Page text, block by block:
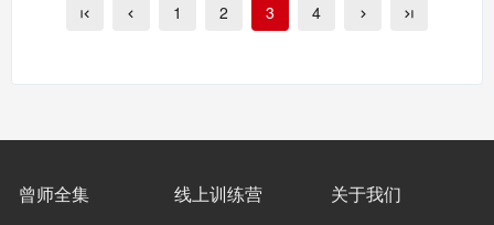
1 2 3 4
曾师全集 线上训练营 关于我们